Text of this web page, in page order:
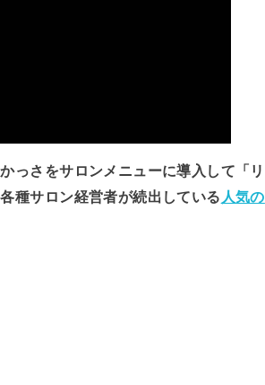
っさをサロンメニューに導入して「リ
種サロン経営者が続出している 人気の